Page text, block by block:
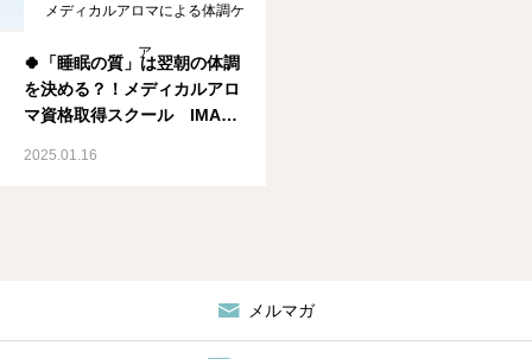
メディカルアロマによる体調ケ
ア
🍀「睡眠の質」は翌朝の体調
を決める？！メディカルアロ
マ資格取得スクール IMA国
2025.01.16
メルマガ